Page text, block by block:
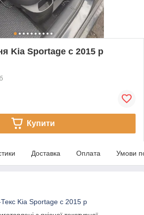
Kia Sportage c 2015 р
Купити
Доставка Оплата Умови
Kia Sportage c 2015 р